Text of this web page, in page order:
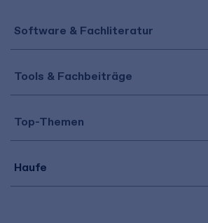
Software & Fachliteratur
Tools & Fachbeiträge
Top-Themen
Haufe